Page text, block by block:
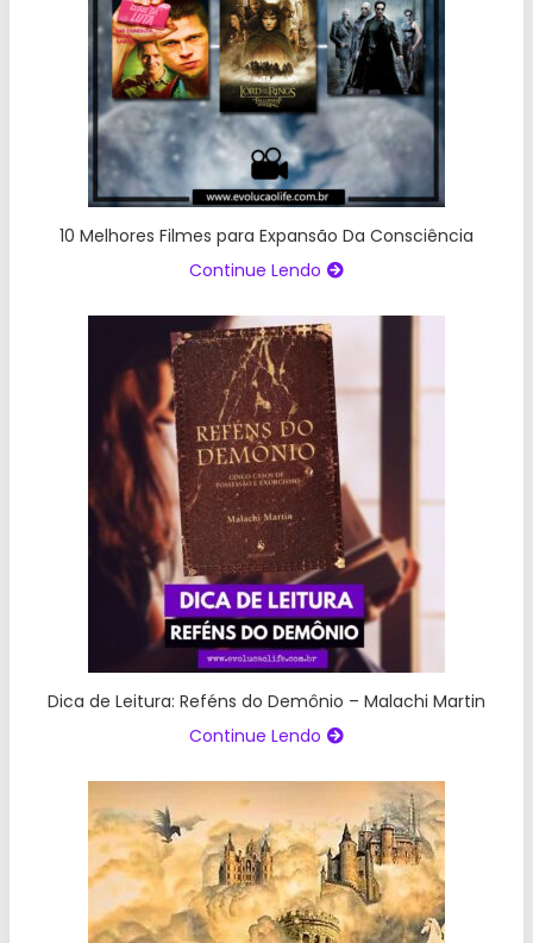
10 Melhores Filmes para Expansão Da Consciência
Continue Lendo
Dica de Leitura: Reféns do Demônio – Malachi Martin
Continue Lendo